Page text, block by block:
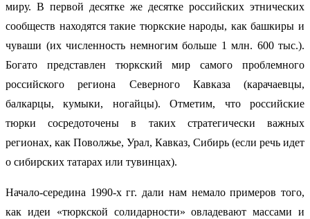
миру. В первой десятке же десятке российских этнических
сообществ находятся такие тюркские народы, как башкиры и
чуваши (их численность немногим больше 1 млн. 600 тыс.).
Богато представлен тюркский мир самого проблемного
российского региона Северного Кавказа (карачаевцы,
балкарцы, кумыки, ногайцы). Отметим, что российские
тюрки сосредоточены в таких стратегически важных
регионах, как Поволжье, Урал, Кавказ, Сибирь (если речь идет
о сибирских татарах или тувинцах).
Начало-середина 1990-х гг. дали нам немало примеров того,
как идеи «тюркской солидарности» овладевают массами и